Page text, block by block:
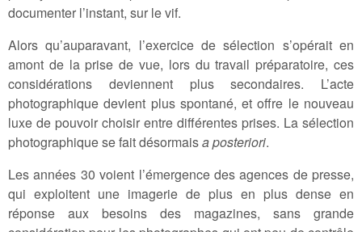
documenter l’instant, sur le vif.
Alors qu’auparavant, l’exercice de sélection s’opérait en
amont de la prise de vue, lors du travail préparatoire, ces
considérations deviennent plus secondaires. L’acte
photographique devient plus spontané, et offre le nouveau
luxe de pouvoir choisir entre différentes prises. La sélection
photographique se fait désormaisa posteriori.
Les années 30 voient l’émergence des agences de presse,
qui exploitent une imagerie de plus en plus dense en
réponse aux besoins des magazines, sans grande